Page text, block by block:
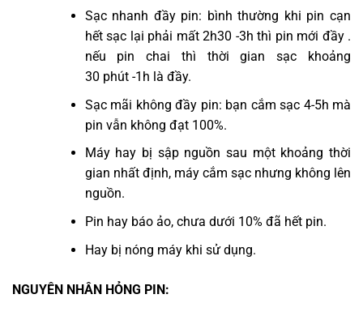
Sạc nhanh đầy pin: bình thường khi pin cạn
hết sạc lại phải mất 2h30 -3h thì pin mới đầy .
nếu pin chai thì thời gian sạc khoảng
30 phút -1h là đầy.
Sạc mãi không đầy pin: bạn cắm sạc 4-5h mà
pin vẫn không đạt 100%.
Máy hay bị sập nguồn sau một khoảng thời
gian nhất định, máy cắm sạc nhưng không lên
nguồn.
Pin hay báo ảo, chưa dưới 10% đã hết pin.
Hay bị nóng máy khi sử dụng.
NGUYÊN NHÂN HỎNG PIN: